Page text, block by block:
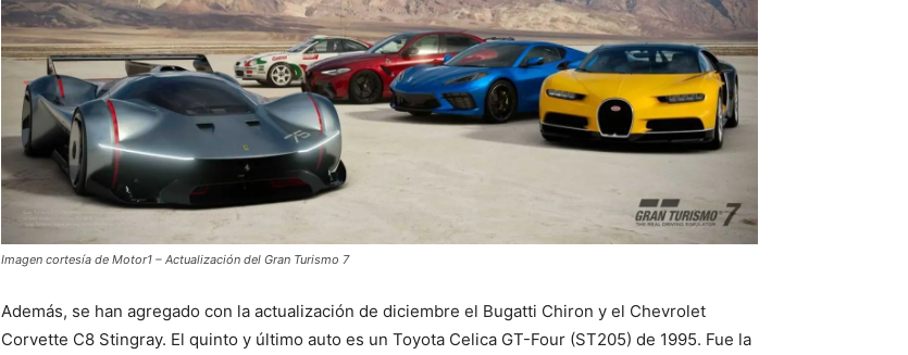
Imagen cortesía de Motor1 – Actualización del Gran Turismo 7
Además, se han agregado con la actualización de diciembre el Bugatti Chiron y el Chevrolet
Corvette C8 Stingray. El quinto y último auto es un Toyota Celica GT-Four (ST205) de 1995. Fue la